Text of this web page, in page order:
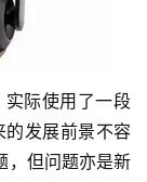
实际使用了一段
的发展前景不容
，但问题亦是新